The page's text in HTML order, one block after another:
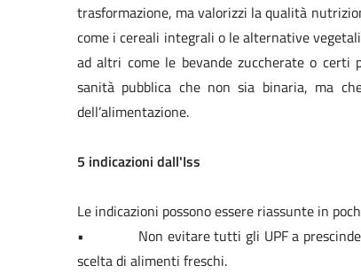
trasformazione, ma valorizzi la qualità
come i cereali integrali o le alternative
ad altri come le bevande zuccherate o
sanità pubblica che non sia binaria, ma
dell’alimentazione.
5 indicazioni dall'Iss
Le indicazioni possono essere riassunte in
• Non evitare tutti gli UPF a prescindere:
scelta di alimenti freschi.